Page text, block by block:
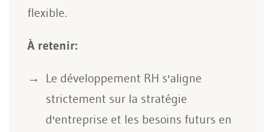
flexible.
À retenir:
Le développement RH s'aligne
strictement sur la stratégie
d'entreprise et les besoins futurs en